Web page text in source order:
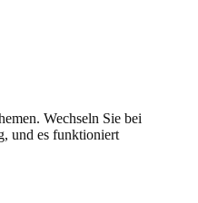
Wechseln Sie bei
und es funktioniert